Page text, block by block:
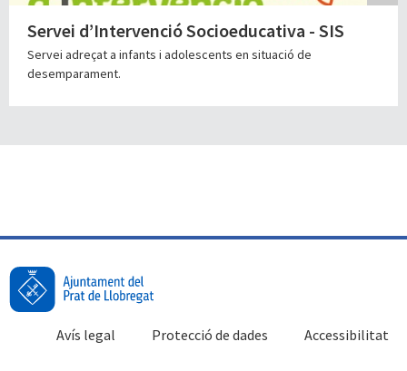
Servei d’Intervenció Socioeducativa - SIS
Servei adreçat a infants i adolescents en situació de
desemparament.
Accessibilitat
Protecció de dades
Avís legal